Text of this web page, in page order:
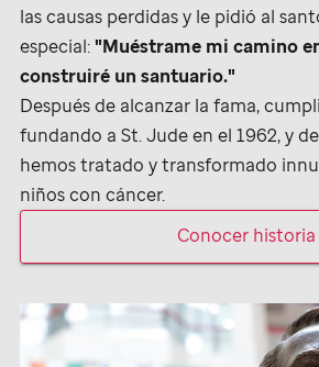
las causas perdidas y le pidió al
especial:"Muéstrame mi camino
construiré un santuario."
Después de alcanzar la fama,
fundando a St. Judeen el 1962, y
hemos tratado y transformado
niños con cáncer.
Conocer historia